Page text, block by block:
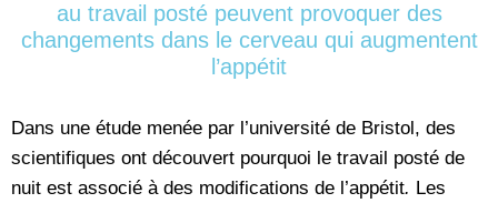
au travail posté peuvent provoquer des
changements dans le cerveau qui augmentent
l’appétit
Dans une étude menée par l’université de Bristol, des
scientifiques ont découvert pourquoi le travail posté de
nuit est associé à des modifications de l’appétit. Les